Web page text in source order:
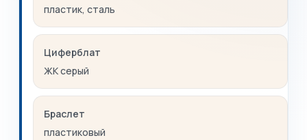
пластик, сталь
Циферблат
ЖК серый
Браслет
пластиковый